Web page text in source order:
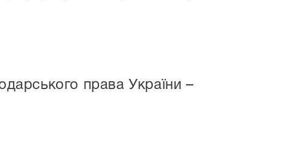
права України –